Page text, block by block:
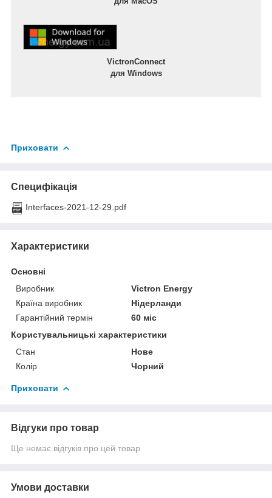
VictronConnect
для Windows
Приховати
Специфікація
Interfaces-2021-12-29.pdf
Характеристики
Основні
Виробник
Victron Energy
Країна виробник
Нідерланди
Гарантійний термін
60 міс
Користувальницькі характеристики
Стан
Нове
Колір
Чорний
Приховати
Відгуки про товар
Ще немає відгуків про цей товар
Умови доставки